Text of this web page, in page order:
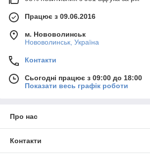
Працює з 09.06.2016
м. Нововолинськ
Нововолинськ, Україна
Контакти
Сьогодні працює з 09:00 до 18:00
Показати весь графік роботи
Про нас
Контакти